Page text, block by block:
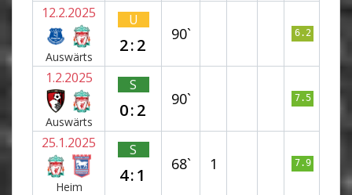
12.2.2025
Auswärts
U
2:2
90` 6.2
1.2.2025
Auswärts
S
0:2
90` 7.5
25.1.2025
Heim
S
4:1
68` 1 7.9